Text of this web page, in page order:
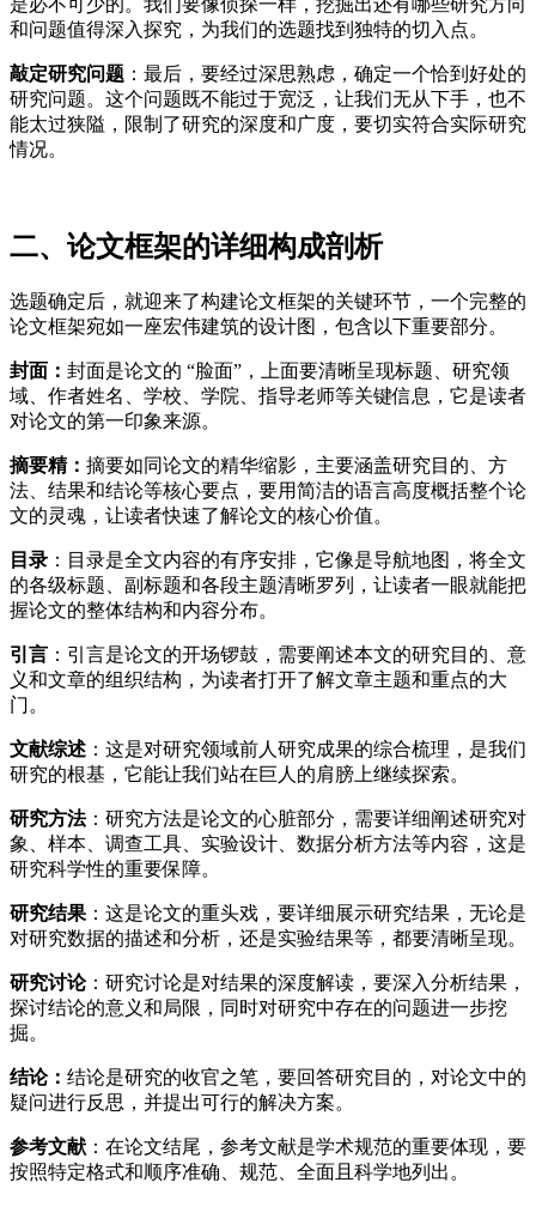
是必不可少的。我们要像侦探一样，挖掘出还有哪些研究方向
和问题值得深入探究，为我们的选题找到独特的切入点。
敲定研究问题 ：最后，要经过深思熟虑，确定一个恰到好处的
研究问题。这个问题既不能过于宽泛，让我们无从下手，也不
能太过狭隘，限制了研究的深度和广度，要切实符合实际研究
情况。
二、论文框架的详细构成剖析
选题确定后，就迎来了构建论文框架的关键环节，一个完整的
论文框架宛如一座宏伟建筑的设计图，包含以下重要部分。
封面： 封面是论文的 “脸面”，上面要清晰呈现标题、研究领
域、作者姓名、学校、学院、指导老师等关键信息，它是读者
对论文的第一印象来源。
摘要精： 摘要如同论文的精华缩影，主要涵盖研究目的、方
法、结果和结论等核心要点，要用简洁的语言高度概括整个论
文的灵魂，让读者快速了解论文的核心价值。
目录 ：目录是全文内容的有序安排，它像是导航地图，将全文
的各级标题、副标题和各段主题清晰罗列，让读者一眼就能把
握论文的整体结构和内容分布。
引言 ：引言是论文的开场锣鼓，需要阐述本文的研究目的、意
义和文章的组织结构，为读者打开了解文章主题和重点的大
门。
文献综述 ：这是对研究领域前人研究成果的综合梳理，是我们
研究的根基，它能让我们站在巨人的肩膀上继续探索。
研究方法：研究方法是论文的心脏部分，需要详细阐述研究对
象、样本、调查工具、实验设计、数据分析方法等内容，这是
研究科学性的重要保障。
研究结果 ：这是论文的重头戏，要详细展示研究结果，无论是
对研究数据的描述和分析，还是实验结果等，都要清晰呈现。
研究讨论：研究讨论是对结果的深度解读，要深入分析结果，
探讨结论的意义和局限，同时对研究中存在的问题进一步挖
掘。
结论： 结论是研究的收官之笔，要回答研究目的，对论文中的
疑问进行反思，并提出可行的解决方案。
参考文献 ：在论文结尾，参考文献是学术规范的重要体现，要
按照特定格式和顺序准确、规范、全面且科学地列出。